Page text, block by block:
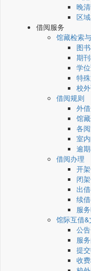
晚
区
借阅服务
馆藏检索
图
期
学
特
校
借阅规则
外
馆
各
室
逾
借阅办理
开
闭
出
续
服
馆际互借
公告
服
提
收